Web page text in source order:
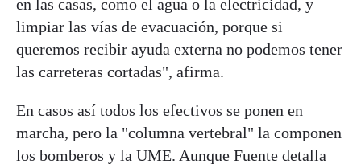
en las casas, como el agua o la electricidad, y
limpiar las vías de evacuación, porque si
queremos recibir ayuda externa no podemos tener
las carreteras cortadas", afirma.
En casos así todos los efectivos se ponen en
marcha, pero la "columna vertebral" la componen
los bomberos y la UME. Aunque Fuente detalla